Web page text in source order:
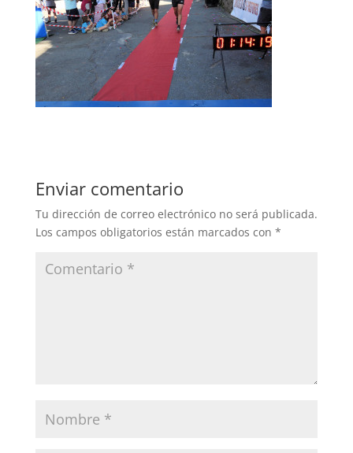
Enviar comentario
Tu dirección de correo electrónico no será publicada.
Los campos obligatorios están marcados con *